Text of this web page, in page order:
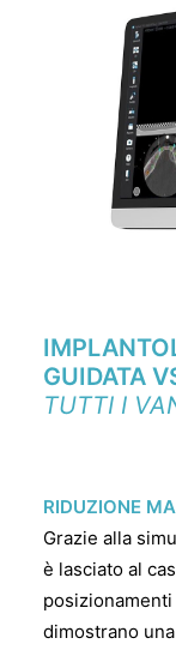
GUIDATA
TUTTI I
RIDUZIONE
Grazie alla
è lasciato al
dimostrano